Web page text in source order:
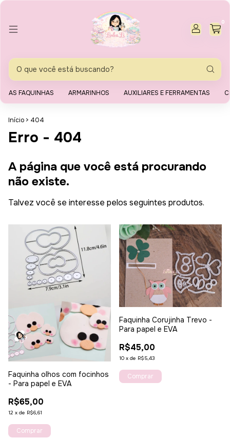
0
AS FAQUINHAS ARMARINHOS AUXILIARES E FERRAMENTAS
Início > 404
Erro - 404
A página que você está procurando
não existe.
Talvez você se interesse pelos seguintes produtos.
Faquinha olhos com focinhos
- Para papel e EVA
R$65,00
12 x de R$6,61
Faquinha Corujinha Trevo -
Para papel e EVA
R$45,00
10 x de R$5,43